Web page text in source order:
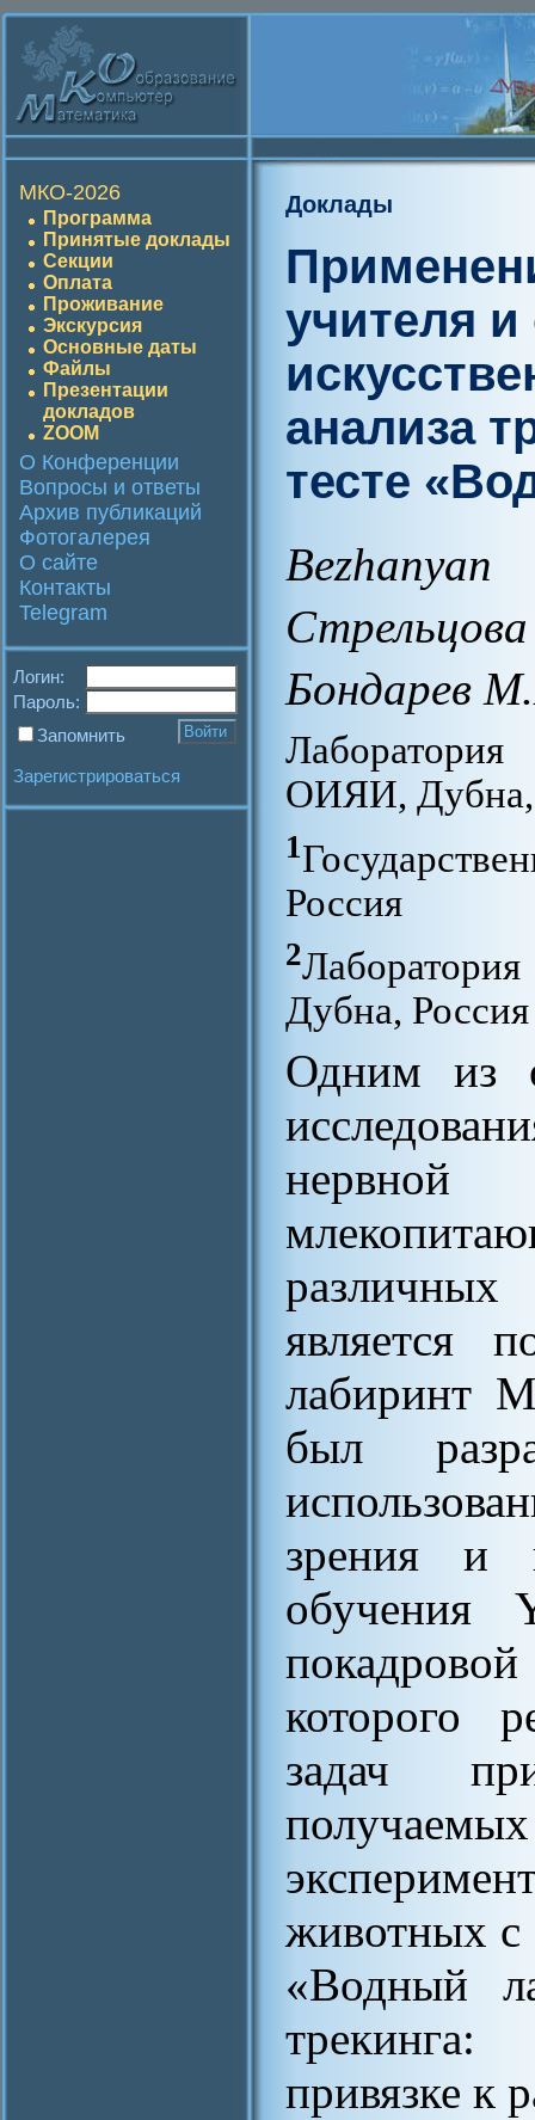
МКО-2026
Программа
Принятые доклады
Секции
Оплата
Проживание
Экскурсия
Основные даты
Файлы
Презентации
докладов
ZOOM
О Конференции
Вопросы и ответы
Архив публикаций
Фотогалерея
О сайте
Контакты
Telegram
Логин:
Пароль:
Запомнить
Зарегистрироваться
Доклады
учителя
анализа
тесте
Бондарев
ОИЯИ, Дубна,
1
Россия
2
Дубна, Россия
Одним из
является
лабиринт
был
зрения и
обучения
которого
задач
животных с
«Водный
трекинга:
привязке к